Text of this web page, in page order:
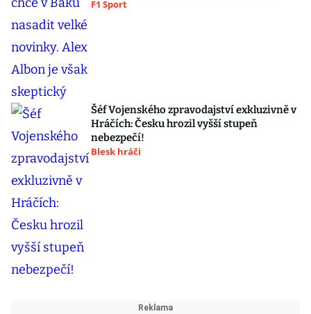
F1 Sport
Šéf Vojenského zpravodajství exkluzivně v
Hráčích: Česku hrozil vyšší stupeň
nebezpečí!
Blesk hráči